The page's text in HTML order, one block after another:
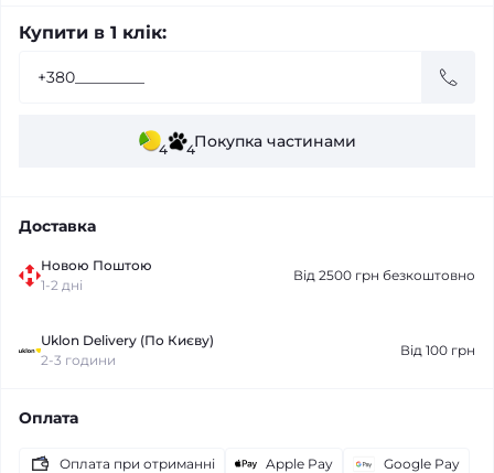
Купити в 1 клік:
4 4Покупка частинами
Доставка
Новою Поштою
1-2 дні
Від 2500 грн безкоштовно
Uklon Delivery (По Києву)
2-3 години
Від 100 грн
Оплата
Оплата при отриманні Apple Pay
Google Pay